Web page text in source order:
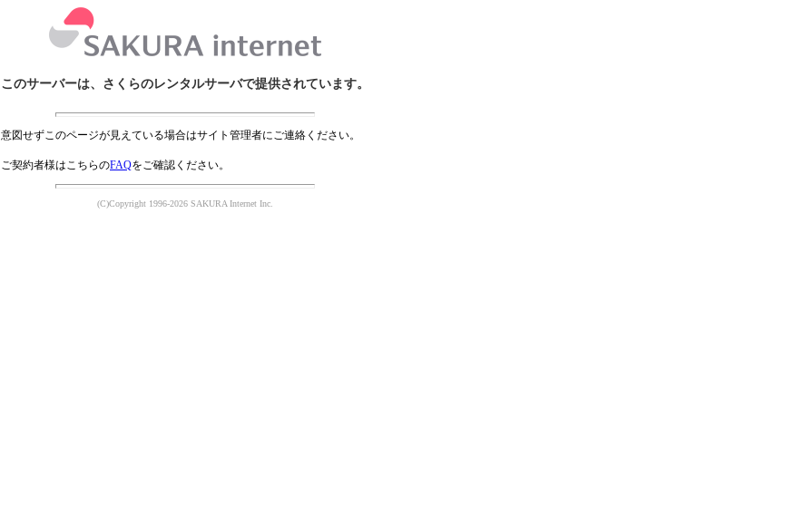
このサーバーは、さくらのレンタルサーバで提供されています。
意図せずこのページが見えている場合はサイト管理者にご連絡ください。
ご契約者様はこちらのFAQをご確認ください。
(C)Copyright 1996-2026 SAKURA Internet Inc.